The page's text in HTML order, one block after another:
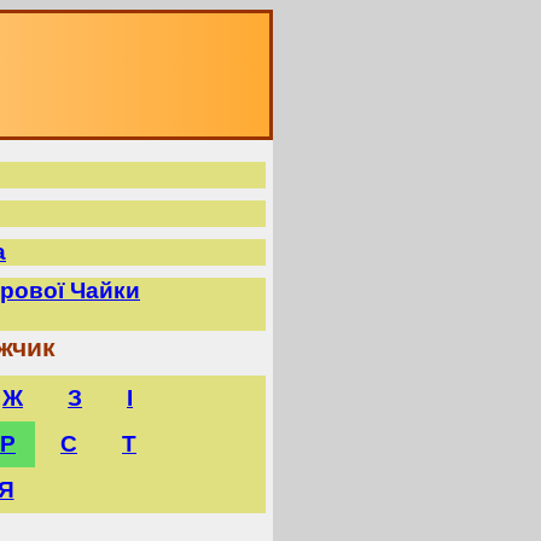
Чайки
Ж З
І
Р С
Т
Я